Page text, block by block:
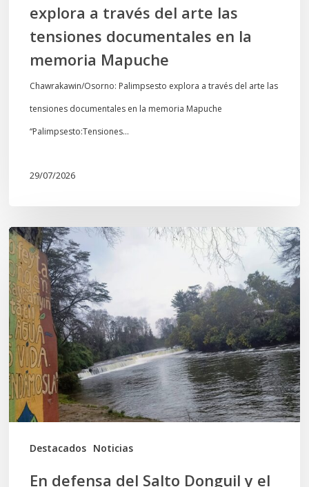
memoria
Mapuche
explora a través del arte las
tensiones documentales en la
memoria Mapuche
Chawrakawin/Osorno: Palimpsesto explora a través del arte las
tensiones documentales en la memoria Mapuche
“Palimpsesto:Tensiones…
29/07/2026
Destacados Noticias
En
defensa
del
Salto
Donguil
y
el
territorio
Kuzpe
Mapu
En defensa del Salto Donguil y el